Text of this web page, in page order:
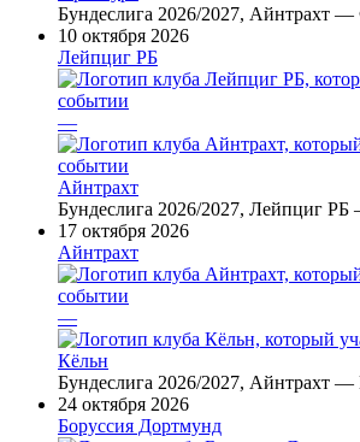
Бундеслига 2026/2027, Айнтрахт —
10 октября 2026
Лейпциг РБ
—
Айнтрахт
Бундеслига 2026/2027, Лейпциг
17 октября 2026
Айнтрахт
—
Кёльн
Бундеслига 2026/2027, Айнтрахт —
24 октября 2026
Боруссия Дортмунд